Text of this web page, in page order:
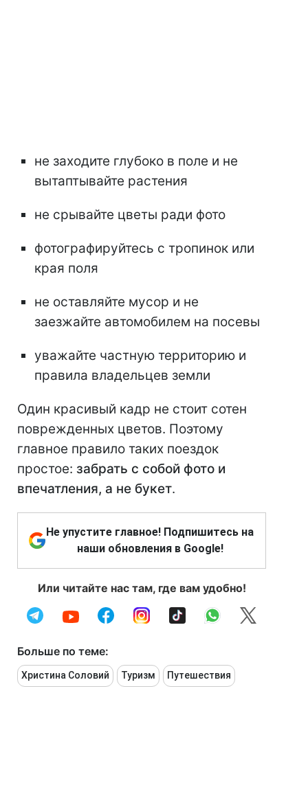
не заходите глубоко в поле и не
вытаптывайте растения
не срывайте цветы ради фото
фотографируйтесь с тропинок или
края поля
не оставляйте мусор и не
заезжайте автомобилем на посевы
уважайте частную территорию и
правила владельцев земли
Один красивый кадр не стоит сотен
поврежденных цветов. Поэтому
главное правило таких поездок
простое: забрать с собой фото и
впечатления, а не букет.
Не упустите главное! Подпишитесь на
наши обновления в Google!
Или читайте нас там, где вам удобно!
Больше по теме:
Христина Соловий Туризм Путешествия